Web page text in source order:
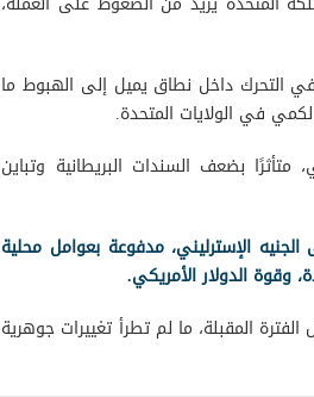
التحرك داخل نطاق يميل إلى الهبوط ما
في الولايات المتحدة.
بضعف السندات البريطانية وتباين
الإسترليني، مدفوعة بعوامل محلية
وقوة الدولار الأمريكي.
المقبلة، ما لم تطرأ تغييرات جوهرية